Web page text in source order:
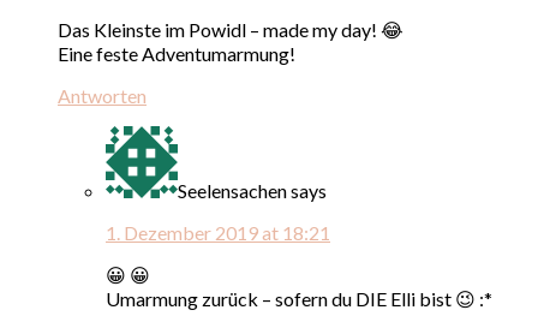
Das Kleinste im Powidl – made my day! 😂
Eine feste Adventumarmung!
Antworten
Seelensachensays
1. Dezember 2019 at 18:21
😀 😀
Umarmung zurück – sofern du DIE Elli bist 😉 :*